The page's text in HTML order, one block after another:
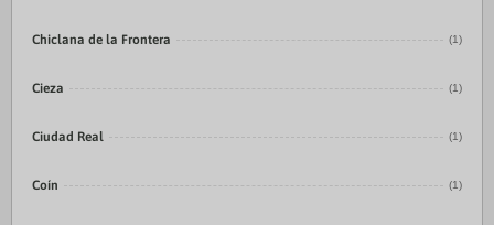
Chiclana de la Frontera (1)
Cieza (1)
Ciudad Real (1)
Coín (1)